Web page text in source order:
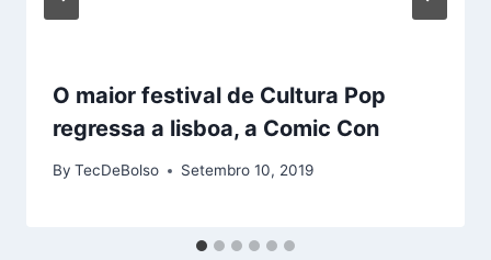
O maior festival de Cultura Pop
regressa a lisboa, a Comic Con
By TecDeBolso Setembro 10, 2019